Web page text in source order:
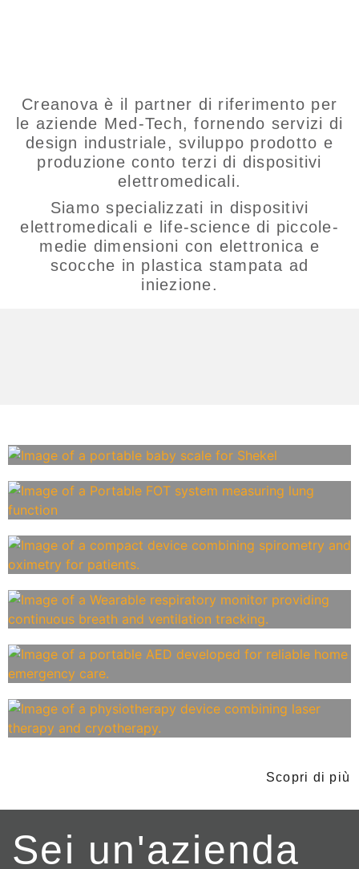
Creanova è il partner di riferimento per
le aziende Med-Tech, fornendo servizi di
design industriale, sviluppo prodotto e
produzione conto terzi di dispositivi
elettromedicali.
Siamo specializzati in dispositivi
elettromedicali e life-science di piccole-
medie dimensioni con elettronica e
scocche in plastica stampata ad
iniezione.
Scopri di più
Sei un'azienda